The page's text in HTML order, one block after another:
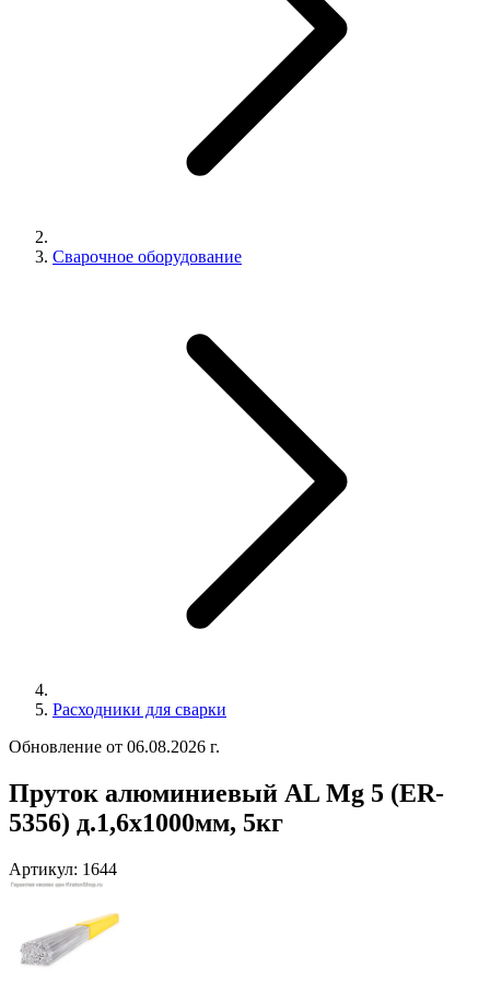
Сварочное оборудование
Расходники для сварки
Обновление от 06.08.2026 г.
Пруток алюминиевый АL Мg 5 (ER-
5356) д.1,6х1000мм, 5кг
Артикул: 1644